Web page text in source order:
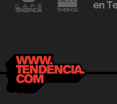
24 mayo, 2021